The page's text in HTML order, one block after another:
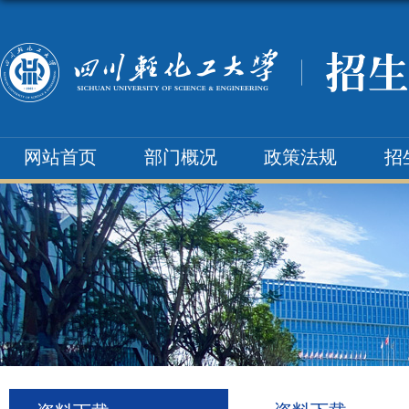
网站首页 部门概况 政策法规 招